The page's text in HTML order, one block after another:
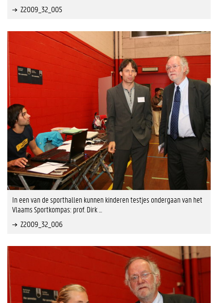
Z2009_32_005
In een van de sporthallen kunnen kinderen testjes ondergaan van het
Vlaams Sportkompas: prof. Dirk …
Z2009_32_006